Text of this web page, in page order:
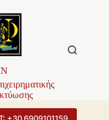
+30 6909101159